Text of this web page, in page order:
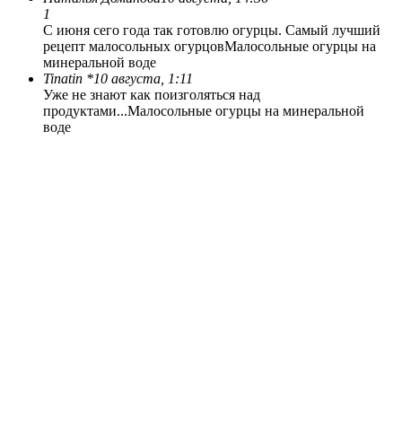
1
С июня сего года так готовлю огурцы. Самый лучший
рецепт малосольных огурцовМалосольные огурцы на
минеральной воде
Tinatin *10 августа, 1:11
Уже не знают как поизголяться над
продуктами...Малосольные огурцы на минеральной
воде